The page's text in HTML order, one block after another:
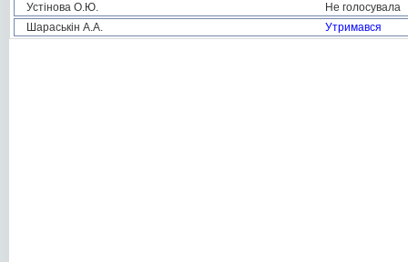
Устінова О.Ю.
Не голосувала
Шараськін А.А.
Утримався